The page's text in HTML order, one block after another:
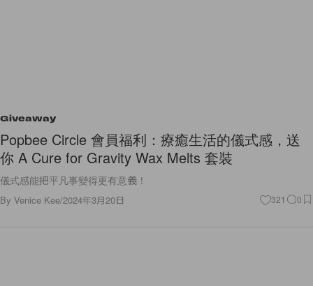
Giveaway
Popbee Circle 會員福利：療癒生活的儀式感，送
你 A Cure for Gravity Wax Melts 套裝
儀式感能把平凡事變得更有意義！
By Venice Kee/2024年3月20日 321 0